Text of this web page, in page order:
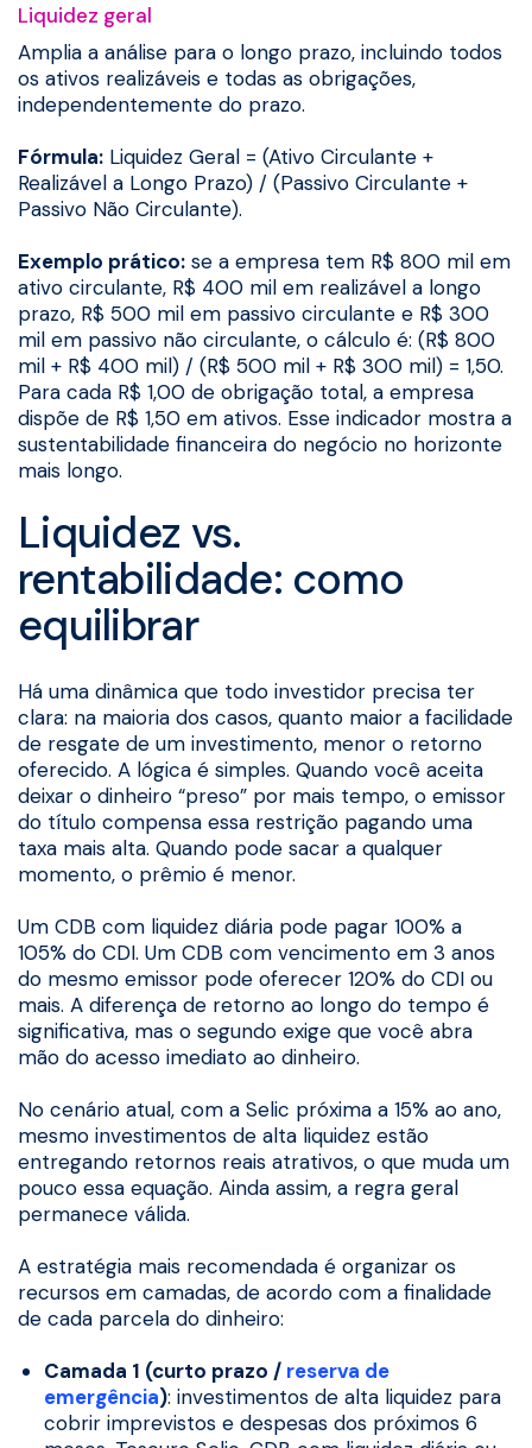
Liquidez geral
Amplia a análise para o longo prazo, incluindo todos
os ativos realizáveis e todas as obrigações,
independentemente do prazo.
Fórmula: Liquidez Geral = (Ativo Circulante +
Realizável a Longo Prazo) / (Passivo Circulante +
Passivo Não Circulante).
Exemplo prático: se a empresa tem R$ 800 mil em
ativo circulante, R$ 400 mil em realizável a longo
prazo, R$ 500 mil em passivo circulante e R$ 300
mil em passivo não circulante, o cálculo é: (R$ 800
mil + R$ 400 mil) / (R$ 500 mil + R$ 300 mil) = 1,50.
Para cada R$ 1,00 de obrigação total, a empresa
dispõe de R$ 1,50 em ativos. Esse indicador mostra a
sustentabilidade financeira do negócio no horizonte
mais longo.
Liquidez vs.
rentabilidade: como
equilibrar
Há uma dinâmica que todo investidor precisa ter
clara: na maioria dos casos, quanto maior a facilidade
de resgate de um investimento, menor o retorno
oferecido. A lógica é simples. Quando você aceita
deixar o dinheiro “preso” por mais tempo, o emissor
do título compensa essa restrição pagando uma
taxa mais alta. Quando pode sacar a qualquer
momento, o prêmio é menor.
Um CDB com liquidez diária pode pagar 100% a
105% do CDI. Um CDB com vencimento em 3 anos
do mesmo emissor pode oferecer 120% do CDI ou
mais. A diferença de retorno ao longo do tempo é
significativa, mas o segundo exige que você abra
mão do acesso imediato ao dinheiro.
No cenário atual, com a Selic próxima a 15% ao ano,
mesmo investimentos de alta liquidez estão
entregando retornos reais atrativos, o que muda um
pouco essa equação. Ainda assim, a regra geral
permanece válida.
A estratégia mais recomendada é organizar os
recursos em camadas, de acordo com a finalidade
de cada parcela do dinheiro:
Camada 1 (curto prazo / reserva de
emergência): investimentos de alta liquidez para
cobrir imprevistos e despesas dos próximos 6